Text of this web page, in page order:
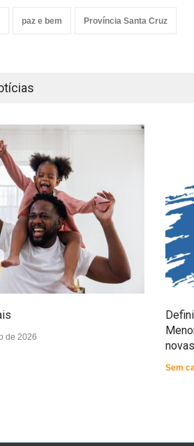
paz e bem Província Santa Cruz
de 2026
Sem